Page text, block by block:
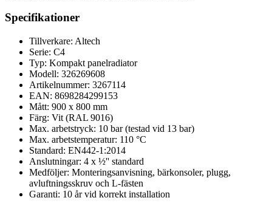
Specifikationer
Tillverkare: Altech
Serie: C4
Typ: Kompakt panelradiator
Modell: 326269608
Artikelnummer: 3267114
EAN: 8698284299153
Mått: 900 x 800 mm
Färg: Vit (RAL 9016)
Max. arbetstryck: 10 bar (testad vid 13 bar)
Max. arbetstemperatur: 110 °C
Standard: EN442-1:2014
Anslutningar: 4 x ½'' standard
Medföljer: Monteringsanvisning, bärkonsoler, plugg,
avluftningsskruv och L-fästen
Garanti: 10 år vid korrekt installation